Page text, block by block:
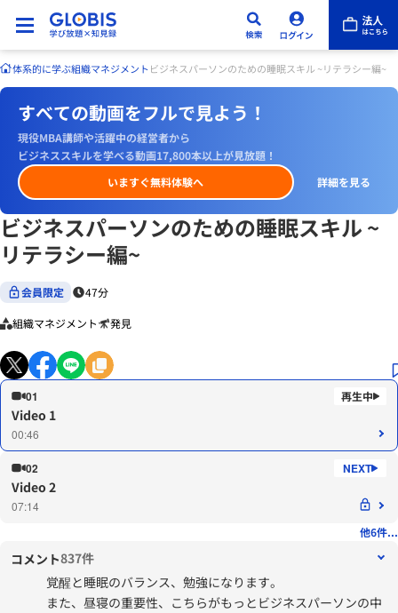
体系的に学ぶ組織マネジメントビジネスパーソンのための睡眠スキル ~リテラシー編~
すべての動画をフルで見よう！
現役MBA講師や活躍中の経営者から
ビジネススキルを学べる動画17,800本以上が見放題！
いますぐ無料体験へ
詳細を見る
ビジネスパーソンのための睡眠スキル ~
リテラシー編~
会員限定 47分
組織マネジメント 発見
01
Video 1
00:46
02
Video 2
07:14
他6件...
コメント837件
覚醒と睡眠のバランス、勉強になります。
また、昼寝の重要性、こちらがもっとビジネスパーソンの中